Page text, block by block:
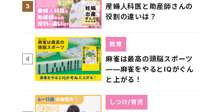
3
産婦人科医と助産師さんの
役割の違いは？
4
麻雀は最高の頭脳スポーツ
――麻雀をやるとIQがぐん
と上がる！
教育
しつけ/育児